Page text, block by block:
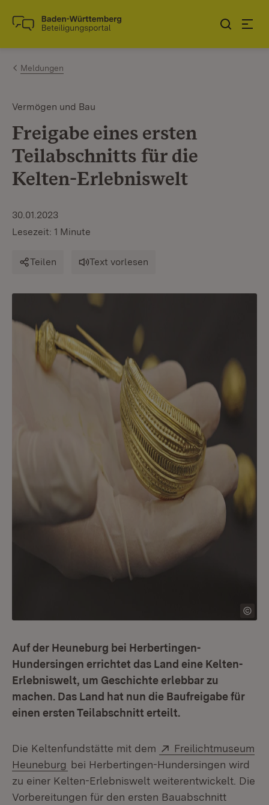
Zum Inhalt springen
Link zur Startseite
Meldungen
Vermögen und Bau
Freigabe eines ersten
Teilabschnitts für die
Kelten-Erlebniswelt
30.01.2023
Lesezeit: 1 Minute
Teilen Text vorlesen
Auf der Heuneburg bei Herbertingen-
Hundersingen errichtet das Land eine Kelten-
Erlebniswelt, um Geschichte erlebbar zu
machen. Das Land hat nun die Baufreigabe für
einen ersten Teilabschnitt erteilt.
Die Keltenfundstätte mit dem Extern:
Freilichtmuseum
Heuneburg (Öffnet in neuem Fenster)
bei Herbertingen-Hundersingen wird
zu einer Kelten-Erlebniswelt weiterentwickelt. Die
Vorbereitungen für den ersten Bauabschnitt